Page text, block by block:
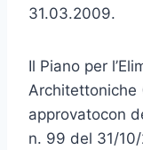
31.03.2009.
Il Piano per
Architettoniche
approvatocon
n. 99 del 31/